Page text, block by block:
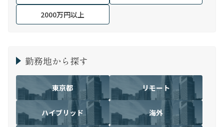
2000万円以上
勤務地から探す
東京都 リモート
ハイブリッド 海外